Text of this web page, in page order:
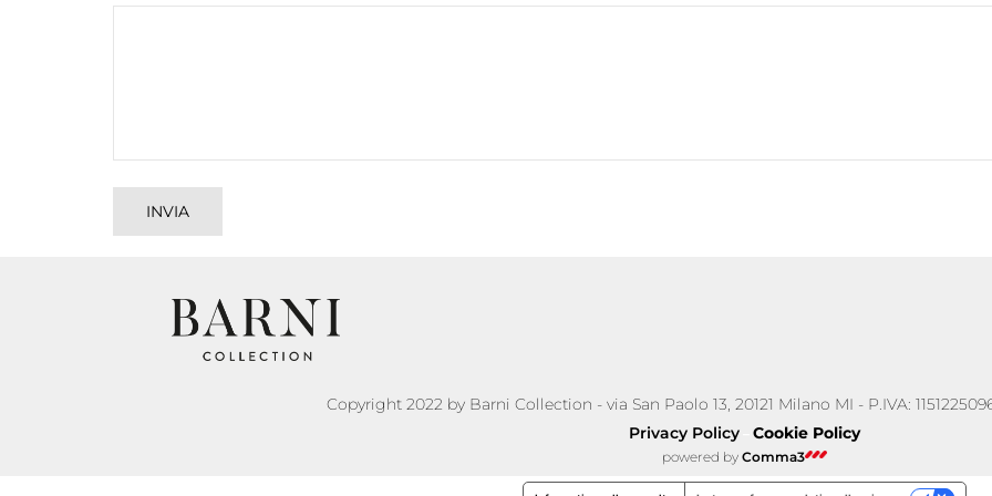
Copyright 2022 by Barni Collection - via San Paolo 13, 20121 Milano MI - P.IVA:
Privacy Policy– Cookie Policy
powered by Comma3